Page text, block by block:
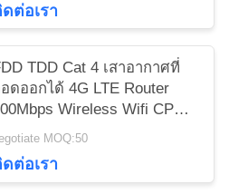
ต่อเรา
TDD Cat 4 เสาอากาศที่
ดออกได้ 4G LTE Router
Wireless Wifi CPE
โมเด็ม Ethernet Wan
MOQ:50
ต่อเรา